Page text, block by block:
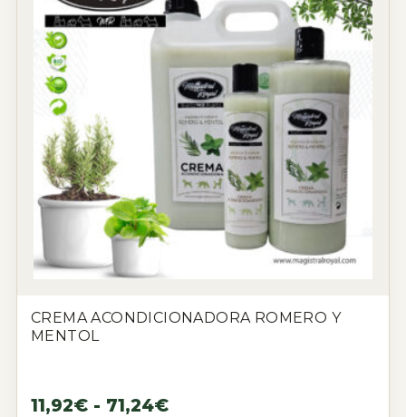
CREMA ACONDICIONADORA ROMERO Y
MENTOL
11,92€ - 71,24€